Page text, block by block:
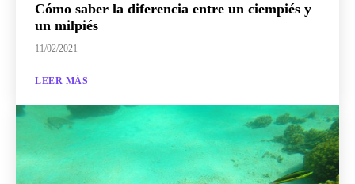
Cómo saber la diferencia entre un ciempiés y
un milpiés
11/02/2021
LEER MÁS